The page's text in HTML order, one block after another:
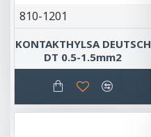
810-1201
KONTAKTHYLSA DEUTSCH
DT 0.5-1.5mm2